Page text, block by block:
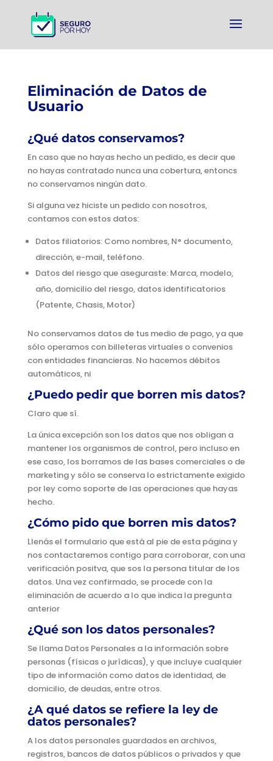
Eliminación de Datos de
Usuario
¿Qué datos conservamos?
En caso que no hayas hecho un pedido, es decir que
no hayas contratado nunca una cobertura, entoncs
no conservamos ningún dato.
Si alguna vez hiciste un pedido con nosotros,
contamos con estos datos:
Datos filiatorios: Como nombres, N° documento,
dirección, e-mail, teléfono.
Datos del riesgo que aseguraste: Marca, modelo,
año, domicilio del riesgo, datos identificatorios
(Patente, Chasis, Motor)
No conservamos datos de tus medio de pago, ya que
sólo operamos con billeteras virtuales o convenios
con entidades financieras. No hacemos débitos
automáticos, ni
¿Puedo pedir que borren mis datos?
Claro que sí.
La única excepción son los datos que nos obligan a
mantener los organismos de control, pero incluso en
ese caso, los borramos de las bases comerciales o de
marketing y sólo se conserva lo estrictamente exigido
por ley como soporte de las operaciones que hayas
hecho.
¿Cómo pido que borren mis datos?
Llenás el formulario que está al pie de esta página y
nos contactaremos contigo para corroborar, con una
verificación positva, que sos la persona titular de los
datos. Una vez confirmado, se procede con la
eliminación de acuerdo a lo que indica la pregunta
anterior
¿Qué son los datos personales?
Se llama Datos Personales a la información sobre
personas (físicas o jurídicas), y que incluye cualquier
tipo de información como datos de identidad, de
domicilio, de deudas, entre otros.
¿A qué datos se refiere la ley de
datos personales?
A los datos personales guardados en archivos,
registros, bancos de datos públicos o privados y que